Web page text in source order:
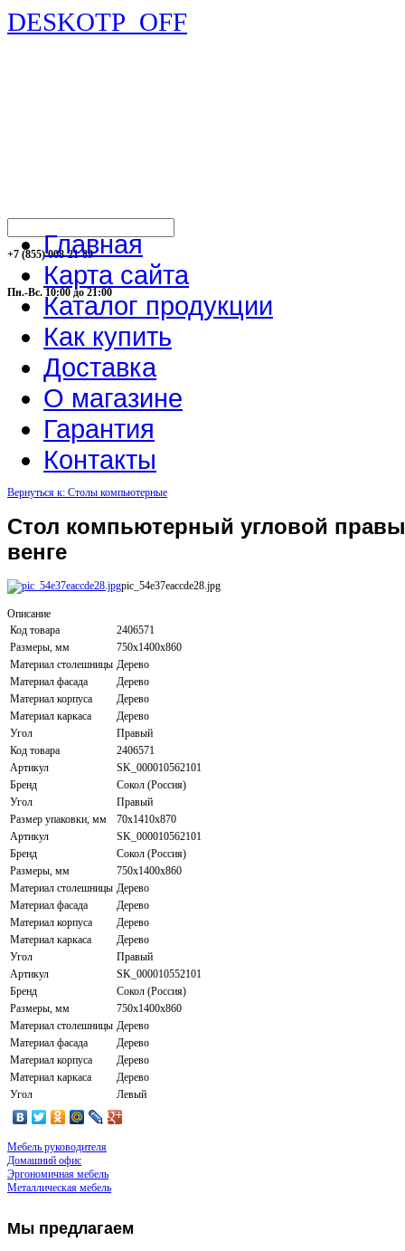
DESKOTP_OFF
+7 (855) 008-21-89
Пн.-Вс. 10:00 до 21:00
Главная
Карта сайта
Каталог продукции
Как купить
Доставка
О магазине
Гарантия
Контакты
Вернуться к: Столы компьютерные
Стол компьютерный угловой
венге
pic_54e37eaccde28.jpg
Описание
Код товара
2406571
Размеры, мм
750х1400х860
Материал столешницы Дерево
Материал фасада
Дерево
Материал корпуса
Дерево
Материал каркаса
Дерево
Угол
Правый
Код товара
2406571
Артикул
SK_000010562101
Бренд
Сокол (Россия)
Угол
Правый
Размер упаковки, мм
70х1410х870
Артикул
SK_000010562101
Бренд
Сокол (Россия)
Размеры, мм
750х1400х860
Материал столешницы Дерево
Материал фасада
Дерево
Материал корпуса
Дерево
Материал каркаса
Дерево
Угол
Правый
Артикул
SK_000010552101
Бренд
Сокол (Россия)
Размеры, мм
750х1400х860
Материал столешницы Дерево
Материал фасада
Дерево
Материал корпуса
Дерево
Материал каркаса
Дерево
Угол
Левый
Мебель руководителя
Домашний офис
Эргономичная мебель
Металлическая мебель
Мы предлагаем